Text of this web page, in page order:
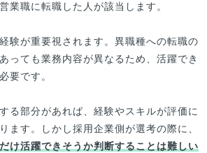
業職に転職した人が該当します。
験が重要視されます。異職種への転職の
っても業務内容が異なるため、活躍でき
要です。
る部分があれば、経験やスキルが評価に
ます。しかし採用企業側が選考の際に、
け活躍できそうか判断することは難しい